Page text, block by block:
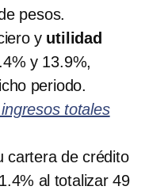
pesos.
y utilidad
y 13.9%,
periodo.
totales
cartera de crédito
al totalizar 49